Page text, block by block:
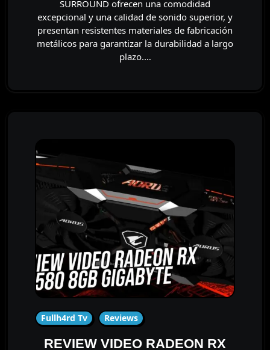
SURROUND ofrecen una comodidad
excepcional y una calidad de sonido superior, y
presentan resistentes materiales de fabricación
metálicos para garantizar la durabilidad a largo
plazo.…
Fullh4rd Tv Reviews
REVIEW VIDEO RADEON RX